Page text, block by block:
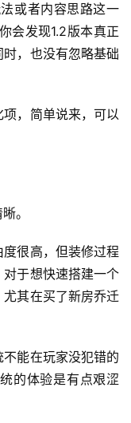
或者内容思路这一
会发现1.2版本真正
，也没有忽略基础
，简单说来，可以
。
很高，但装修过程
于想快速搭建一个
其在买了新房乔迁
能在玩家没犯错的
的体验是有点艰涩